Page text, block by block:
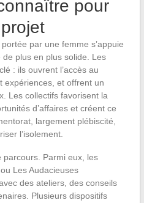
pour
par une femme s’appuie
de plus en plus solide. Les
: ils ouvrent l’accès au
expériences, et offrent un
Les collectifs favorisent la
d’affaires et créent ce
largement plébiscité,
l’isolement.
Parmi eux, les
Les Audacieuses
des ateliers, des conseils
Plusieurs dispositifs